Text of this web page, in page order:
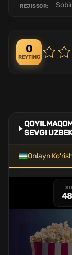
REJISSOR:
0
REYTING
SEVGI
Onlayn